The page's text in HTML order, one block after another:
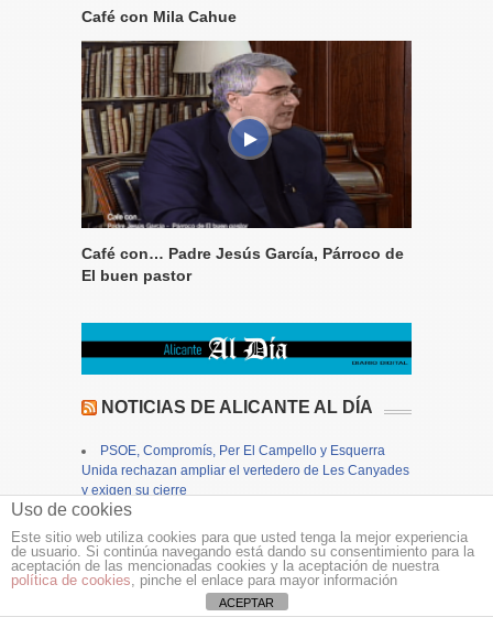
Café con Mila Cahue
Café con… Padre Jesús García, Párroco de
El buen pastor
NOTICIAS DE ALICANTE AL DÍA
PSOE, Compromís, Per El Campello y Esquerra
Unida rechazan ampliar el vertedero de Les Canyades
y exigen su cierre
Alicante cierra los actos en honor a la patrona, la
Virgen del Remedio, con una concurrida procesión
Alicante aprueba inicialmente el Plan General
Estructural e inicia su tramitación autonómica
Finestrat se prepara para la celebración de sus
Fiestas Patronales de agosto con la presentación del
Uso de cookies
Este sitio web utiliza cookies para que usted tenga la mejor experiencia
de usuario. Si continúa navegando está dando su consentimiento para la
aceptación de las mencionadas cookies y la aceptación de nuestra
política de cookies, pinche el enlace para mayor información
ACEPTAR